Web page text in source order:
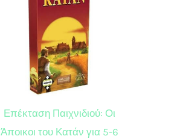
Επέκταση Παιχνιδιού: Οι
Άποικοι του Κατάν για 5-6